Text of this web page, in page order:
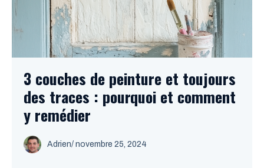
3 couches de peinture et toujours
des traces : pourquoi et comment
y remédier
Adrien/ novembre 25, 2024